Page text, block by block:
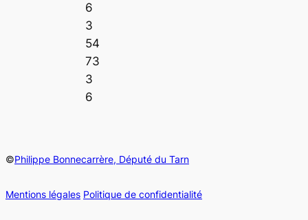
6
3
54
73
3
6
©Philippe Bonnecarrère, Député du Tarn
Mentions légales Politique de confidentialité